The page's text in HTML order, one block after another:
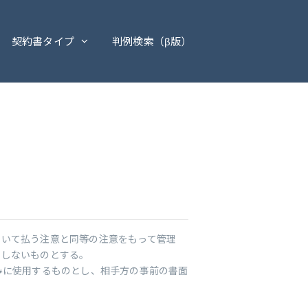
契約書タイプ 判例検索（β版）
て払う注意と同等の注意をもって管理
ないものとする。
使用するものとし、相手方の事前の書面